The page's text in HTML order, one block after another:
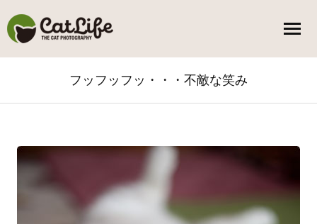
フッフッフッ・・・不敵な笑み